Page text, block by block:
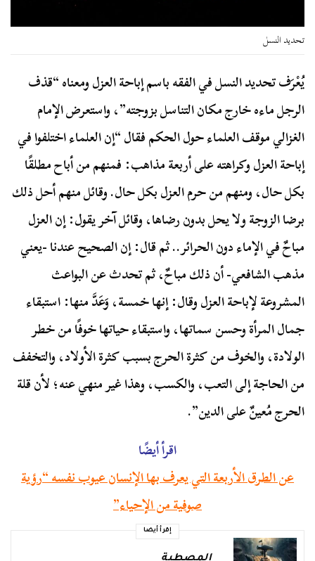
تحديد النسل
يُعْرَف تحديد النسل في الفقه باسم إباحة العزل ومعناه “قذف
الرجل ماءه خارج مكان التناسل بزوجته”، واستعرض الإمام
الغزالي موقف العلماء حول الحكم فقال “إن العلماء اختلفوا في
إباحة العزل وكراهته على أربعة مذاهب: فمنهم من أباح مطلقًا
بكل حال، ومنهم من حرم العزل بكل حال. وقائل منهم أحل ذلك
برضا الزوجة ولا يحل بدون رضاها، وقائل آخر يقول: إن العزل
مباحٌ في الإماء دون الحرائر.. ثم قال: إن الصحيح عندنا -يعني
مذهب الشافعي- أن ذلك مباحٌ، ثم تحدث عن البواعث
المشروعة لإباحة العزل وقال: إنها خمسة، وَعَدَّ منها: استبقاء
جمال المرأة وحسن سماتها، واستبقاء حياتها خوفًا من خطر
الولادة، والخوف من كثرة الحرج بسبب كثرة الأولاد، والتخفف
من الحاجة إلى التعب، والكسب، وهذا غير منهي عنه؛ لأن قلة
الحرج مُعينٌ على الدين”.
اقرأ أيضًا
عن الطرق الأربعة التي يعرف بها الإنسان عيوب نفسه “رؤية
صوفية من الإحياء”
إقرأ أيضا